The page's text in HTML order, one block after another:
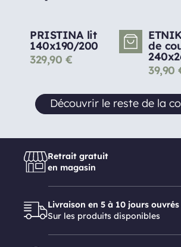
PRISTINA lit
140x190/200
329,90 €
de
39,90
Découvrir le reste de la
Retrait gratuit
en magasin
Livraison en 5 à 10 jours ouvrés
Sur les produits disponibles